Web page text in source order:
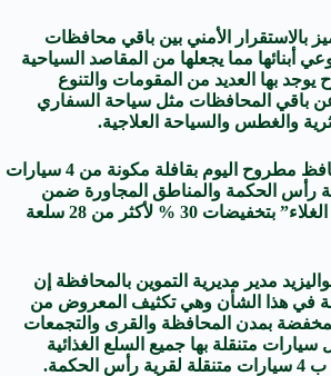
بالاستقرار الأمني بين باقي محافظات
أبنائها مما يجعلها من المقاصد السياحية
يوجد بها العديد من المقومات والتنوع
عن باقي المحافظات مثل سياحة السفاري
والغطس والسياحة العلاجية.
من ناحية أخرى دفع محافظ مطروح اليوم بقافلة مكونة من 4 سيارات
رأس الحكمة والمناطق المجاورة ضمن
“مبادرة مطروح تحارب الغلاء” بتخفيضات 30 % لأكثر من 28 سلعة
مدير مديرية التموين بالمحافظة إن
في هذا الشأن وهي تكثيف المعروض من
بمدن المحافظة والقرى والتجمعات
متنقلة بها جميع السلع الغذائية